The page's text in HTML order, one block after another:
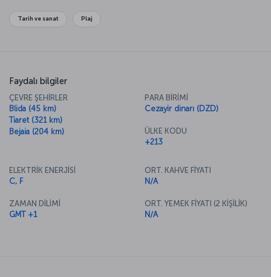
bağımsızlığını ilan etti. Sizi çöl ikliminin hüküm sürdüğü, Atlas
Tarih ve sanat Plaj
Faydalı bilgiler
ÇEVRE ŞEHİRLER
Blida (45 km)
Tiaret (321 km)
Bejaia (204 km)
PARA BİRİMİ
Cezayir dinarı (DZD)
ÜLKE KODU
+213
ELEKTRİK ENERJİSİ
C, F
ZAMAN DİLİMİ
GMT +1
ORT. KAHVE FİYATI
N/A
ORT. YEMEK FİYATI (2 KİŞİLİK)
N/A